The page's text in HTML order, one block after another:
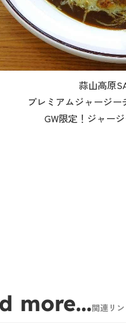
蒜山高原
プレミアムジャージー
GW限定！ジャー
more...関連リン